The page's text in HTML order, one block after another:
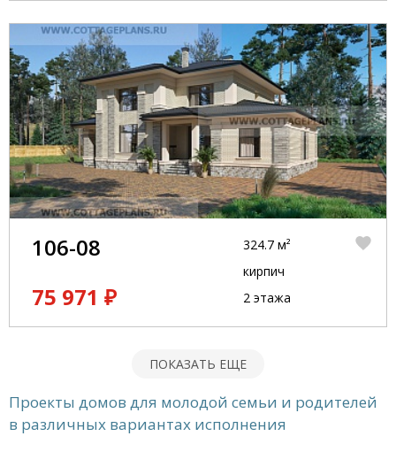
106-08
75 971 ₽
324.7 м²
кирпич
2 этажа
ПОКАЗАТЬ ЕЩЕ
Проекты домов для молодой семьи и родителей
в различных вариантах исполнения